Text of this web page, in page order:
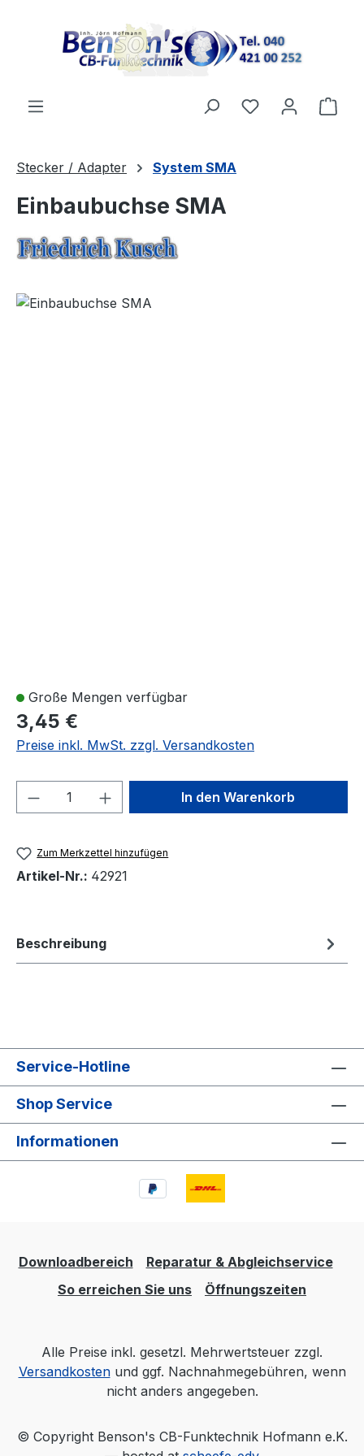
Stecker / Adapter System SMA
Einbaubuchse SMA
Bildergalerie überspringen
Große Mengen verfügbar
3,45 €
Preise inkl. MwSt. zzgl. Versandkosten
Produkt Anzahl: Gib denIn den Warenkorb
Zum Merkzettel hinzufügen
Artikel-Nr.: 42921
Beschreibung
Service-Hotline
Shop Service
Informationen
Downloadbereich
Reparatur & Abgleichservice
So erreichen Sie uns
Öffnungszeiten
Alle Preise inkl. gesetzl. Mehrwertsteuer zzgl.
Versandkostenund ggf. Nachnahmegebühren, wenn
nicht anders angegeben.
© Copyright Benson's CB-Funktechnik Hofmann e.K.